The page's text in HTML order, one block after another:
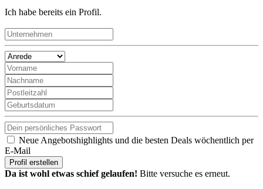
Ich habe bereits ein Profil.
Neue Angebotshighlights und die besten Deals wöchentlich per
E-Mail
Profil erstellen
Da ist wohl etwas schief gelaufen! Bitte versuche es erneut.